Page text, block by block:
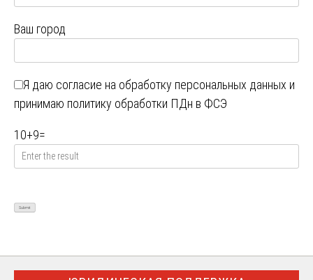
Ваш город
Я даю согласие на обработку персональных данных и
принимаю политику обработки ПДн в ФСЭ
10+9=